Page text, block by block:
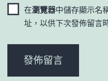
在瀏覽器中儲存顯示名
址，以供下次發佈留言